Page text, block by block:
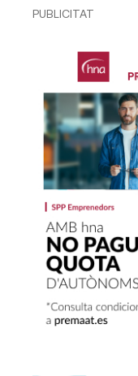
PUBLICITAT